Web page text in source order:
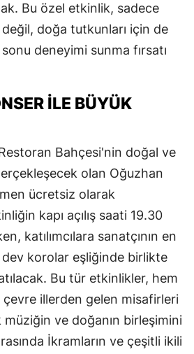
Bu özel etkinlik, sadece
doğa tutkunları için de
deneyimi sunma fırsatı
İLE BÜYÜK
Bahçesi'nin doğal ve
olan Oğuzhan
ücretsiz olarak
kapı açılış saati 19.30
katılımcılara sanatçının en
dev korolar eşliğinde birlikte
Bu tür etkinlikler, hem
çevre illerden gelen misafirleri
ve doğanın birleşimini
İkramların ve çeşitli ikili